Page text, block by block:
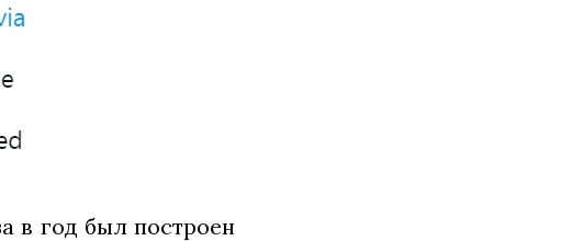
в год был построен